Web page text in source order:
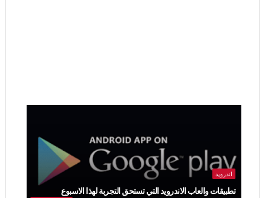
اندرويد
تطبيقات والعاب الاندرويد التي تستحق التجربة لهذا الاسبوع